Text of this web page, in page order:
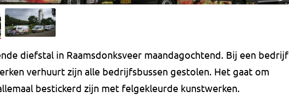
diefstal in Raamsdonksveer maandagochtend. Bij een bedrijf
verhuurt zijn alle bedrijfsbussen gestolen. Het gaat om
bestickerd zijn met felgekleurde kunstwerken.